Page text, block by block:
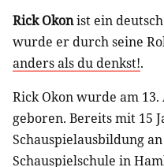
Rick Okonist ein
wurde er durch seine
anders als du denkst!.
Rick Okon wurde am
geboren. Bereits mit 15
Schauspielausbildung
Schauspielschule in